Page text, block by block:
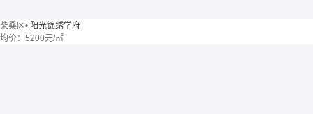
柴桑区• 阳光锦绣学府
均价： 5200元/㎡